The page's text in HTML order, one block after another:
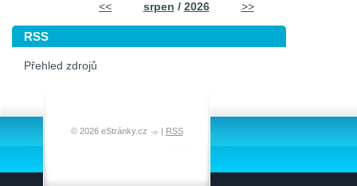
<< srpen / 2026 >>
RSS
Přehled zdrojů
© 2026 eStránky.cz | RSS